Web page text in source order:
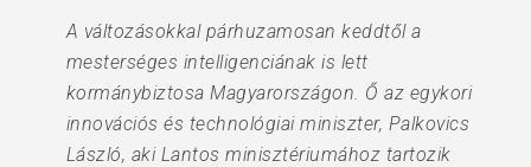
A változásokkal párhuzamosan keddtől a
mesterséges intelligenciának is lett
kormánybiztosa Magyarországon. Ő az egykori
innovációs és technológiai miniszter, Palkovics
László, aki Lantos minisztériumához tartozik